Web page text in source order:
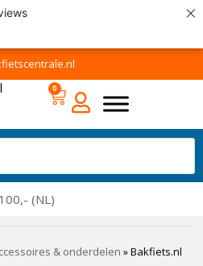
×
0
(NL)
& onderdelen »Bakfiets.nl